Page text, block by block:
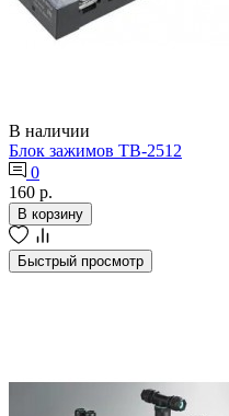
В наличии
Блок зажимов ТВ-2512
0
160 р.
В корзину
Быстрый просмотр